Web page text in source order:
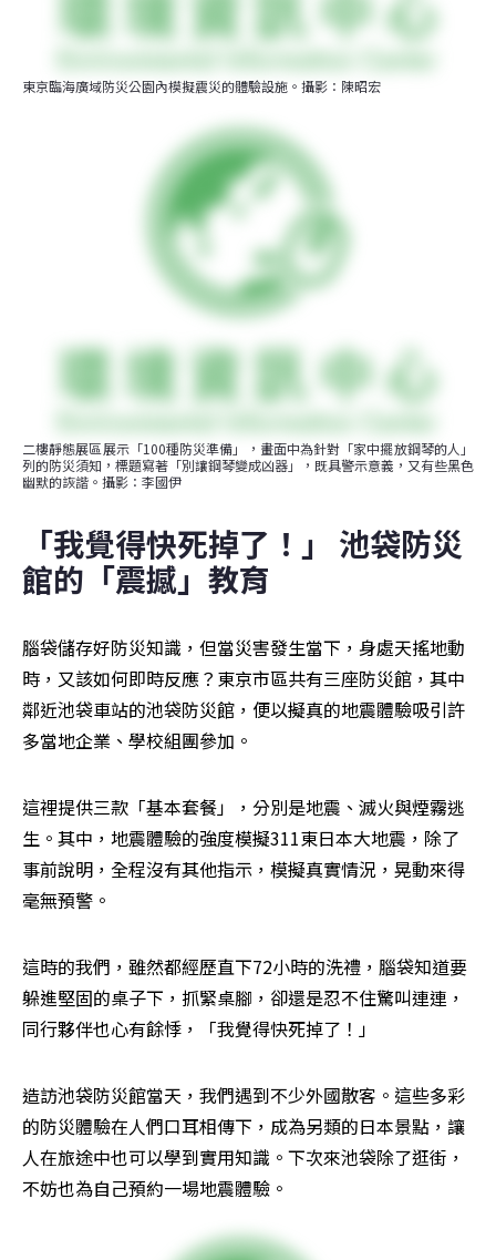
東京臨海廣域防災公園內模擬震災的體驗設施。攝影：陳昭宏
二樓靜態展區展示「100種防災準備」，畫面中為針對「家中擺放鋼琴的人」
列的防災須知，標題寫著「別讓鋼琴變成凶器」，既具警示意義，又有些黑色
幽默的詼諧。攝影：李國伊
「我覺得快死掉了！」 池袋防災
館的「震撼」教育
腦袋儲存好防災知識，但當災害發生當下，身處天搖地動
時，又該如何即時反應？東京市區共有三座防災館，其中
鄰近池袋車站的池袋防災館，便以擬真的地震體驗吸引許
多當地企業、學校組團參加。
這裡提供三款「基本套餐」，分別是地震、滅火與煙霧逃
生。其中，地震體驗的強度模擬311東日本大地震，除了
事前說明，全程沒有其他指示，模擬真實情況，晃動來得
毫無預警。
這時的我們，雖然都經歷直下72小時的洗禮，腦袋知道要
躲進堅固的桌子下，抓緊桌腳，卻還是忍不住驚叫連連，
同行夥伴也心有餘悸，「我覺得快死掉了！」
造訪池袋防災館當天，我們遇到不少外國散客。這些多彩
的防災體驗在人們口耳相傳下，成為另類的日本景點，讓
人在旅途中也可以學到實用知識。下次來池袋除了逛街，
不妨也為自己預約一場地震體驗。